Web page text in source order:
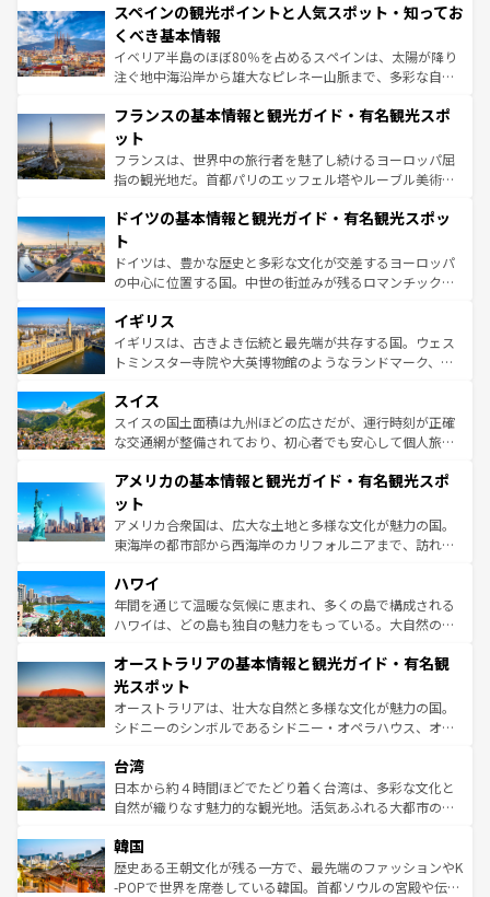
ろん、トスカーナの美しい田園風景やアマルフィ海岸の絶
景など、自然景観も見逃せない。観光の合間には、本場の
ピザやパスタなど、絶品のイタリア料理を堪能することも
できる。朝目覚めてから夜眠るまで、すべての瞬間を楽し
なお、新着のイタリア情報はコンテンツ一覧を参照してほ
しい。
スペインの観光ポイントと人気スポット・知ってお
くべき基本情報
イベリア半島のほぼ80％を占めるスペインは、太陽が降り
注ぐ地中海沿岸から雄大なピレネー山脈まで、多彩な自然
文化が根付くこの国では、情熱的なフラメンコ、熱気あふ
れる闘牛、そして美味しいタパスが生活の一部となってい
る。首都マドリードの洗練された雰囲気や、バルセロナの
アートに溢れた街角から、地方では古代ローマ遺跡や中世
せる。地方によって風土や気候が異なるスペインはその個
ンテンツ一覧 を参照してほしい。
フランスの基本情報と観光ガイド・有名観光スポ
ット
フランスは、世界中の旅行者を魅了し続けるヨーロッパ屈
指の観光地だ。首都パリのエッフェル塔やルーブル美術館
で、幅広い魅力が詰まっている。華麗な宮殿、歴史的な大
聖堂、美しいビーチ、そして豊かな自然が、訪れる者を心
から魅了する。また、フランスは美食の国としても知ら
れ、フランス料理はユネスコ無形文化遺産にも登録されて
香り高いラベンダー畑など、多彩な楽しみ方が可能だ。さ
らに、パリ以外の地域にも魅力が溢れており、どの街角に
も豊かな歴史と文化が息づいている。パリ以外の個性あふ
を参照してほしい。
ドイツの基本情報と観光ガイド・有名観光スポッ
ト
ドイツは、豊かな歴史と多彩な文化が交差するヨーロッパ
の中心に位置する国。中世の街並みが残るロマンチック街
顔を持つこの国は、どこを歩いても飽きることがない。ベ
ルリンの文化的活気、バイエルン州のアルプスの絶景、そ
してライン川沿いのワイン畑といった風景は必見。ビール
は、お酒好きな人にはぜひ体験してほしい。 なお、新着の
ドイツ情報はコンテンツ一覧を参照してほしい。
イギリス
イギリスは、古きよき伝統と最先端が共存する国。ウェス
トミンスター寺院や大英博物館のようなランドマーク、歴
リアごとに異なる魅力がある。また、優雅なアフタヌーン
ティー、ビール好きにはたまらない英国パブ、サッカー観
戦など、本場だからこそできる体験も豊富。イギリスを旅
ンツ一覧を参照してほしい。
スイス
スイスの国土面積は九州ほどの広さだが、運行時刻が正確
な交通網が整備されており、初心者でも安心して個人旅行
の建物がそのまま残る町や、スイスならではのユニークな
博物館もあり、アルプス観光だけでなく町歩きも満喫する
ことができる。国民の所得が高いため物価も高いが、旅行
者向けの交通パス提供のサービスもあり、うまく活用すれ
着のスイス情報は
アメリカの基本情報と観光ガイド・有名観光スポ
ット
アメリカ合衆国は、広大な土地と多様な文化が魅力の国。
東海岸の都市部から西海岸のカリフォルニアまで、訪れる
のような巨大都市は、観光、ショッピング、エンターテイ
ンメントが詰まった刺激的なスポットだ。一方、アメリカ
西部には大自然が広がり、グランドキャニオンやイエロー
部のニューオーリンズでは、音楽と美食が融合した独特の
文化が魅力。旅行者はアメリカの各地域で異なる魅力を楽
しみながら、その多様性と豊かな歴史を感じることができ
るだろう。車でのロードトリップや列車の旅も、アメリカ
情報は
ハワイ
年間を通じて温暖な気候に恵まれ、多くの島で構成される
ハワイは、どの島も独自の魅力をもっている。大自然の神
ワイ島は見逃せない。また、定番の観光地といえばオアフ
島だが、静かな自然を求めるならマウイ島やカウアイ島が
おすすめ。エメラルドグリーンに輝く海をはじめ、豊かな
文化や歴史が息づいている。「アロハスピリット」と呼ば
人々、おいしいローカルフードやハワイアンミュージッ
ク、伝統的なフラダンスなど、すべてがハワイの魅力を彩
っている。訪れるたびに新しい発見と感動が待っているハ
はコンテンツ一覧
オーストラリアの基本情報と観光ガイド・有名観
光スポット
オーストラリアは、壮大な自然と多様な文化が魅力の国。
シドニーのシンボルであるシドニー・オペラハウス、オー
リアリーフや大陸中央部にそびえるウルル（エアーズロッ
ク）、タスマニアの美しい原生林やケアンズの熱帯雨林な
ど、見どころがたくさん。また、カフェやワイン、オージ
いる。アクティビティも充実しており、サーフィンやダイ
ビング、ハイキングなど、アウトドア好きにはたまらな
い。オーストラリアの多彩な魅力を存分に味わいつくそ
台湾
日本から約４時間ほどでたどり着く台湾は、多彩な文化と
自然が織りなす魅力的な観光地。活気あふれる大都市の台
ン）、静ひつな山岳地帯である台湾東部など、都市の喧騒
と山間の静けさが共存しており、訪れる人に新しい発見と
驚きをもたらしてくれる。また、奥深い台湾の食文化も魅
韓国
歴史ある王朝文化が残る一方で、最先端のファッションやK
-POPで世界を席巻している韓国。首都ソウルの宮殿や伝統